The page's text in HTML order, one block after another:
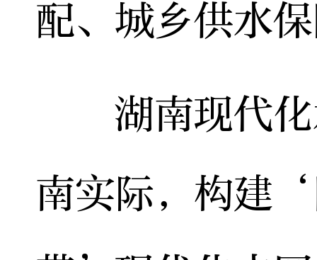
配、城乡供水
湖南现代化
南实际，构建